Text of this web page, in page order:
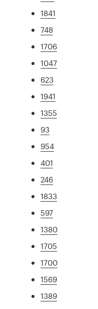
1841
748
1706
1047
623
1941
1355
93
954
401
246
1833
597
1380
1705
1700
1569
1389